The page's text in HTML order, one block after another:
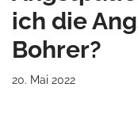
ich die
Bohrer?
20. Mai 2022